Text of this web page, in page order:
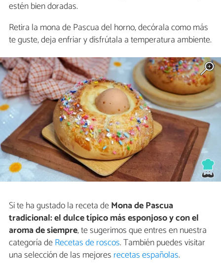
estén bien doradas.
Retira la mona de Pascua del horno, decórala como más
te guste, deja enfriar y disfrútala a temperatura ambiente.
Si te ha gustado la receta deMona de Pascua
tradicional: el dulce típico más esponjoso y con el
aroma de siempre, te sugerimos que entres en nuestra
categoría deRecetas de roscos. También puedes visitar
una selección de las mejores recetas españolas.